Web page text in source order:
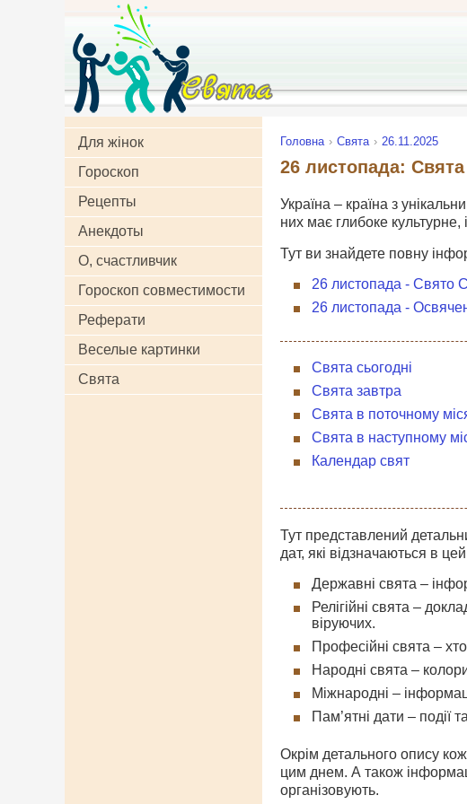
Для жінок
Гороскоп
Рецепты
Анекдоты
О, счастливчик
Гороскоп совместимости
Реферати
Веселые картинки
Свята
Головна Свята 26.11.2025
26 листопада:
Україна – країна з
них має глибоке культурне,
Тут ви знайдете повну
26 листопада - Свято
26 листопада -
Свята сьогодні
Свята завтра
Свята в поточному
Свята в наступному
Календар свят
Тут представлений
дат, які відзначаються в
Державні свята –
Релігійні свята –
віруючих.
Професійні свята –
Народні свята –
Міжнародні –
Пам’ятні дати – події
Окрім детального опису
цим днем. А також
організовують.